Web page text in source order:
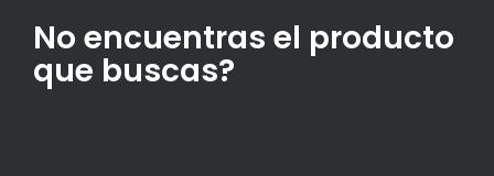
No encuentras el producto
que buscas?